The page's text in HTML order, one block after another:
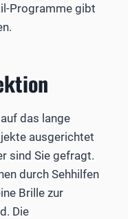
Programme gibt
das lange
ausgerichtet
sind Sie gefragt.
durch Sehhilfen
Brille zur
Die